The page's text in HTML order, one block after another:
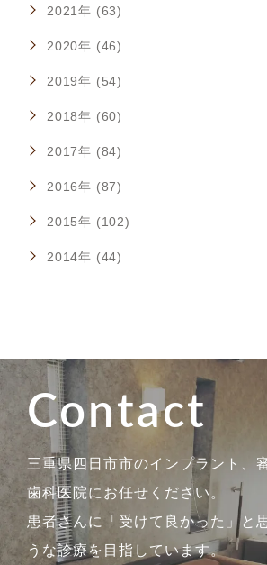
2021年 (63)
2020年 (46)
2019年 (54)
2018年 (60)
2017年 (84)
2016年 (87)
2015年 (102)
2014年 (44)
Contact
三重県四日市市のインプラント、
歯科医院にお任せください。
患者さんに「受けて良かった」と
うな診療を目指しています。